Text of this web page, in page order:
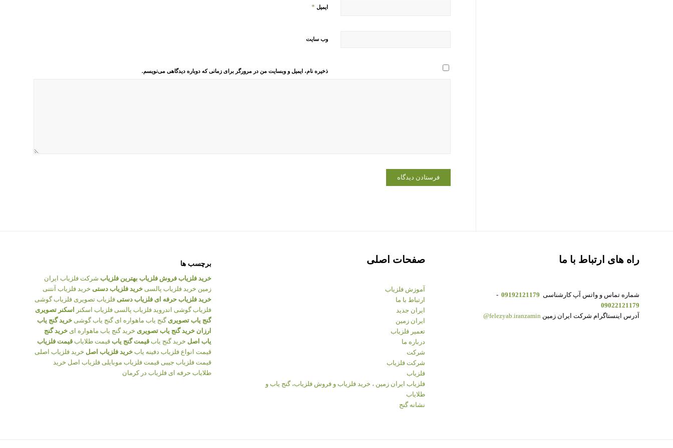
ایمیل *
وب‌ سایت
ذخیره نام، ایمیل و وبسایت من در مرورگر برای زمانی که دوباره دیدگاهی می‌نویسم.
راه های ارتباط با ما
شماره تماس و واتس آپ کارشناسی 09192121179
-
09022121179
آدرس اینستاگرام شرکت ایران زمین felezyab.iranzamin@
صفحات اصلی
آموزش فلزیاب
ارتباط با ما
ایران جدید
ایران زمین
تعمیر فلزیاب
درباره ما
شرکت
شرکت فلزیاب
فلزیاب
فلزیاب ایران زمین ، خرید فلزیاب و فروش فلزیاب، گنج یاب و
طلایاب
نشانه گنج
برچسب ها
خرید فلزیاب فروش فلزیاب بهترین فلزیاب شرکت فلزیاب ایران
زمین خرید فلزیاب پالسی خرید فلزیاب دستی خرید فلزیاب آنتنی
خرید فلزیاب حرفه ای فلزیاب دستی فلزیاب تصویری فلزیاب گوشی
فلزیاب گوشی اندروید فلزیاب پالسی فلزیاب اسکنر
اسکنر تصویری
گنج یاب تصویری گنج یاب ماهواره ای گنج یاب گوشی خرید گنج یاب
ارزان خرید گنج یاب تصویری خرید گنج یاب ماهواره ای خرید گنج
یاب اصل خرید گنج یاب قیمت گنج یاب قیمت طلایاب قیمت فلزیاب
قیمت انواع فلزیاب دفینه یاب خرید فلزیاب اصل خرید فلزیاب اصلی
قیمت فلزیاب جیبی قیمت فلزیاب موبایلی فلزیاب اصل خرید
طلایاب حرفه ای فلزیاب در کرمان